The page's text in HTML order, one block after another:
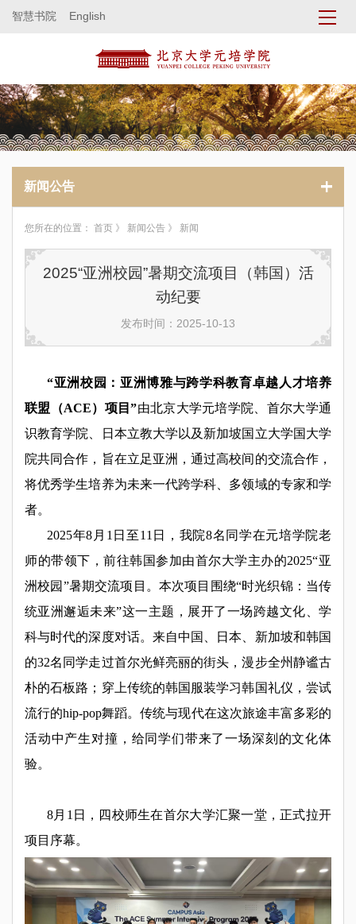
智慧书院 English
新闻公告
您所在的位置： 首页 》 新闻公告 》 新闻
2025“亚洲校园”暑期交流项目（韩国）活
动纪要
发布时间：2025-10-13
“亚洲校园：亚洲博雅与跨学科教育卓越人才培养
联盟（ACE）项目”由北京大学元培学院、首尔大学通
识教育学院、日本立教大学以及新加坡国立大学国大学
院共同合作，旨在立足亚洲，通过高校间的交流合作，
将优秀学生培养为未来一代跨学科、多领域的专家和学
者。
2025年8月1日至11日，我院8名同学在元培学院老
师的带领下，前往韩国参加由首尔大学主办的2025“亚
洲校园”暑期交流项目。本次项目围绕“时光织锦：当传
统亚洲邂逅未来”这一主题，展开了一场跨越文化、学
科与时代的深度对话。来自中国、日本、新加坡和韩国
的32名同学走过首尔光鲜亮丽的街头，漫步全州静谧古
朴的石板路；穿上传统的韩国服装学习韩国礼仪，尝试
流行的hip-pop舞蹈。传统与现代在这次旅途丰富多彩的
活动中产生对撞，给同学们带来了一场深刻的文化体
验。
8月1日，四校师生在首尔大学汇聚一堂，正式拉开
项目序幕。